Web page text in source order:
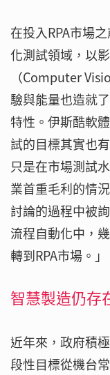
在投入RPA市場
化測試領域，以
（Computer
驗與能量也造就
特性。伊斯酷軟
試的目標其實也
只是在市場測試
業首重毛利的情
討論的過程中被
流程自動化中，
轉到RPA市場。」
智慧製造仍存
近年來，政府積
段性目標從機台